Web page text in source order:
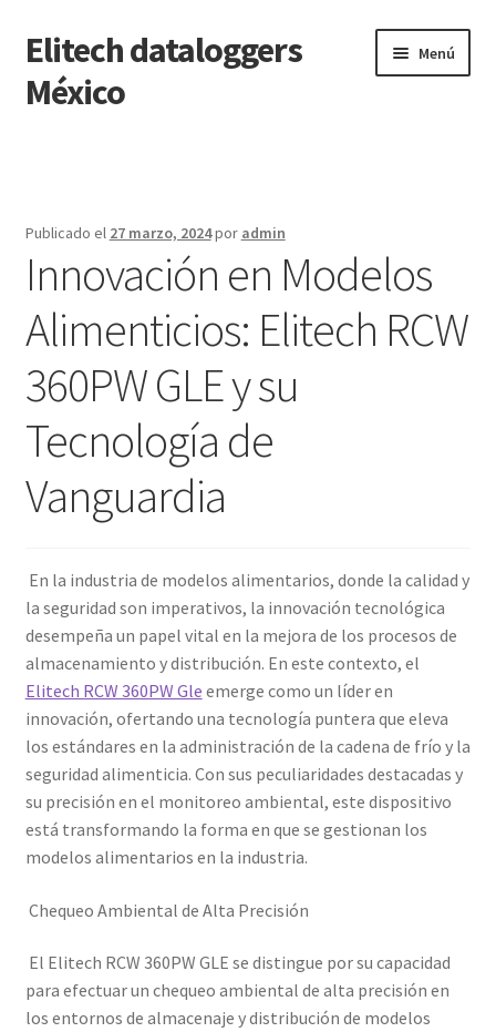
Saltar
a
navegación
Ir
al
contenido
Elitech dataloggers
México
Menú
Finalizar compra
Mi cuenta
Página de ejemplo
Tienda
Publicado el 27 marzo, 2024por admin
Innovación en Modelos
Alimenticios: Elitech RCW
360PW GLE y su
Tecnología de
Vanguardia
En la industria de modelos alimentarios, donde la calidad y
la seguridad son imperativos, la innovación tecnológica
desempeña un papel vital en la mejora de los procesos de
almacenamiento y distribución. En este contexto, el
Elitech RCW 360PW Gle emerge como un líder en
innovación, ofertando una tecnología puntera que eleva
los estándares en la administración de la cadena de frío y la
seguridad alimenticia. Con sus peculiaridades destacadas y
su precisión en el monitoreo ambiental, este dispositivo
está transformando la forma en que se gestionan los
modelos alimentarios en la industria.
Chequeo Ambiental de Alta Precisión
El Elitech RCW 360PW GLE se distingue por su capacidad
para efectuar un chequeo ambiental de alta precisión en
los entornos de almacenaje y distribución de modelos